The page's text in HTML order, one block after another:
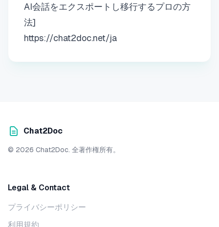
AI会話をエクスポートし移行するプロの方
法]
https://chat2doc.net/ja
Chat2Doc
© 2026 Chat2Doc. 全著作権所有。
Legal & Contact
プライバシーポリシー
利用規約